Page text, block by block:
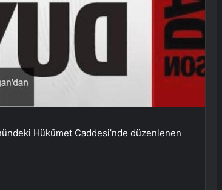
Hükümet Caddesi’nde düzenlenen